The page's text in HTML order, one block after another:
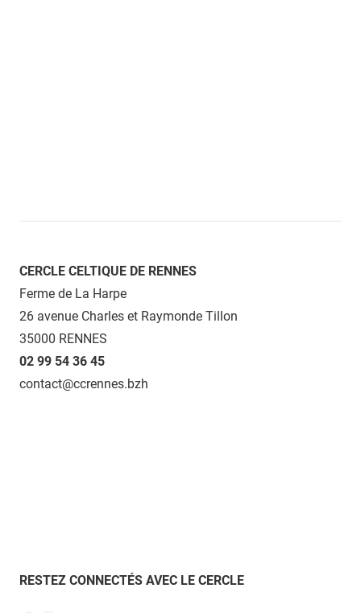
CERCLE CELTIQUE DE RENNES
Ferme de La Harpe
26 avenue Charles et Raymonde Tillon
35000 RENNES
02 99 54 36 45
contact@ccrennes.bzh
RESTEZ CONNECTÉS AVEC LE CERCLE